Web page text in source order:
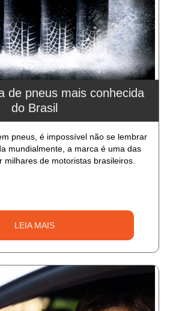
de pneus mais conhecida
do Brasil
pneus, é impossível não se lembrar
mundialmente, a marca é uma das
milhares de motoristas brasileiros.
LEIA MAIS